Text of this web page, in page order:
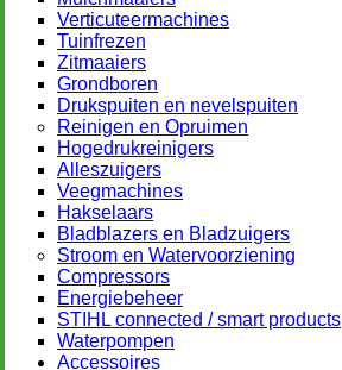
Verticuteermachines
Tuinfrezen
Zitmaaiers
Grondboren
Drukspuiten en nevelspuiten
Reinigen en Opruimen
Hogedrukreinigers
Alleszuigers
Veegmachines
Hakselaars
Bladblazers en Bladzuigers
Stroom en Watervoorziening
Compressors
Energiebeheer
STIHL connected / smart products
Waterpompen
Accessoires